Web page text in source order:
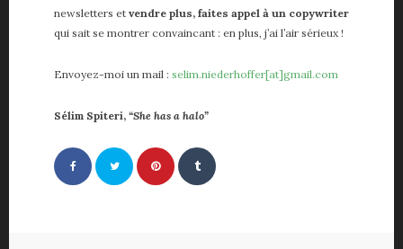
newsletters et vendre plus, faites appel à un copywriter
qui sait se montrer convaincant : en plus, j’ai l’air sérieux !
Envoyez-moi un mail : selim.niederhoffer[at]gmail.com
Sélim Spiteri, “She has a halo”